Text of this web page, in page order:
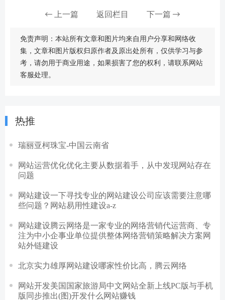
上一篇 返回栏目 下一篇
免责声明：本站所有文章和图片均来自用户分享和网络收
集，文章和图片版权归原作者及原出处所有，仅供学习与参
考，请勿用于商业用途，如果损害了您的权利，请联系网站
客服处理。
热推
瑞丽亚柯珠宝-中国云南省
网站运营优化优化主要从数据着手，从中发现网站存在
问题
网站建设一下寻找专业的网站建设公司应该需要注意哪
些问题？网站易用性建设a-z
网站建设腾云网络是一家专业的网络营销代运营商、专
注为中小企事业单位提供整体网络营销策略解决方案网
站外链建设
北京实力雄厚网站建设哪家性价比高，腾云网络
网站开发美国国家旅游局中文网站全新上线PC版与手机
版同步推出(图)开发什么网站赚钱